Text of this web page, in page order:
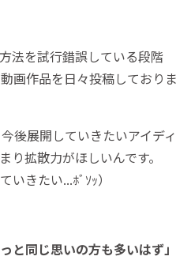
法を試行錯誤している段階
画作品を日々投稿しておりま
後展開していきたいアイディ
り拡散力がほしいんです。
いきたい...ﾎﾞｿｯ）
っと同じ思いの方も多いはず」